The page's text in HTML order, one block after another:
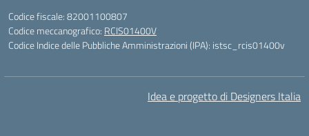
Codice fiscale: 82001100807
Codice meccanografico: RCIS01400V
Codice Indice delle Pubbliche Amministrazioni (IPA): istsc_rcis01400v
Idea e progetto di Designers Italia